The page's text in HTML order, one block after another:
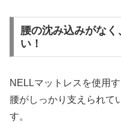
腰の沈み込みがな
い！
NELLマットレスを使用
腰がしっかり支えられて
す。